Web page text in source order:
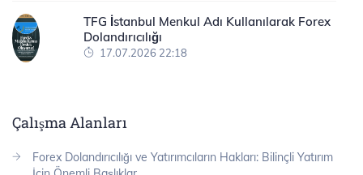
TFG İstanbul Menkul Adı Kullanılarak Forex
Dolandırıcılığı
17.07.2026 22:18
Çalışma Alanları
Forex Dolandırıcılığı ve Yatırımcıların Hakları: Bilinçli Yatırım